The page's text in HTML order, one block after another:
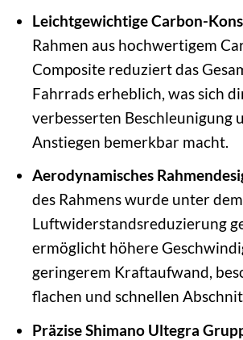
Leichtgewichtige Carbon-
Rahmen aus hochwertigem
Composite reduziert das
Fahrrads erheblich, was sich
verbesserten Beschleunigung
Anstiegen bemerkbar macht.
Aerodynamisches
des Rahmens wurde unter
Luftwiderstandsreduzierung
ermöglicht höhere
geringerem Kraftaufwand,
flachen und schnellen
Präzise Shimano Ultegra